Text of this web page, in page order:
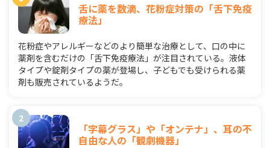
舌に薬を数滴、花粉症対策の「舌下免疫
療法」
花粉症やアレルギーなどのより簡単な治療として、口の中に
薬剤を含むだけの「舌下免疫療法」が注目されている。液体
タイプや錠剤タイプの薬が登場し、子どもでも受けられる薬
剤も販売されているようだ。
「字幕グラス」や「オンテナ」、耳の不
自由な人の「観劇機器」